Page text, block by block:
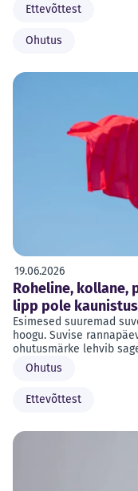
Ettevõttest
Ohutus
19.06.2026
Roheline, kollane,
lipp pole
Esimesed suuremad
hoogu. Suvise
ohutusmärke lehvib
Ohutus
Ettevõttest